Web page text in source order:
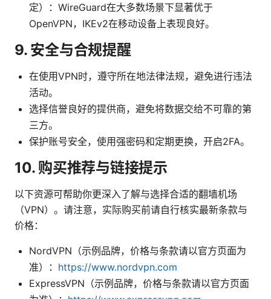
定）：WireGuard在大多数场景下显著优于
OpenVPN，IKEv2在移动设备上表现良好。
9. 安全与合规提醒
在使用VPN时，遵守所在地法律法规，避免进行违法
活动。
选择信誉良好的提供商，避免将数据交给不可靠的第
三方。
保护账号安全，使用强密码和定期更换，开启2FA。
10. 购买推荐与链接提示
以下资源可帮助你更深入了解与选择合适的翻墙机场
（VPN）。请注意，实际购买前请自行核实最新条款与
价格：
NordVPN（示例品牌，价格与条款请以官方页面为
准）： https://www.nordvpn.com
ExpressVPN（示例品牌，价格与条款请以官方页面